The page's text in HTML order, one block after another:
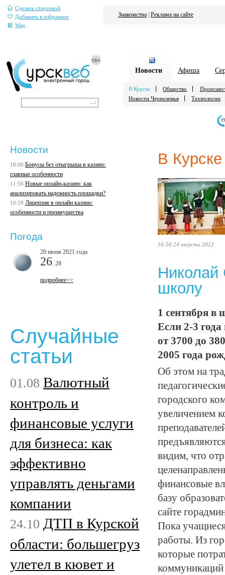
Сделать стартовой
Добавить в избранное
Wap
Знакомства Реклама на сайте
Новости Афиша
В Курске Общество
Новости Черноземья
Технологии
В Курске
16:50 24 августа 2012
Николай
школу
1 сентября в
Если 2-3 года
от 3700 до
2005 года
Об этом на
городского
увеличением
видим, что
финансовые
базу
сайте
Пока
работы. Из
которые
Новости
18:00 Бонусы без отыгрыша в казино:
главные особенности
11:56 Новые онлайн-казино: как
анализировать надежность площадки?
10:28 Лицензия в онлайн казино:
особенности и преимущества
Погода
20 июня 2021 года
26 ..28
подробнее>>
Случайные
статьи
01.08 Валютный
контроль и
финансовые услуги
для бизнеса: как
эффективно
управлять деньгами
компании
24.10 ДТП в Курской
области: большегруз
улетел в кювет и